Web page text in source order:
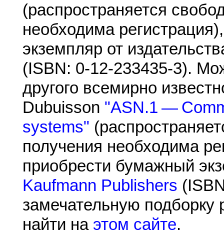
(распространяется
необходима
экземпляр от
(ISBN: 0-12-233435-3).
другого всемирно
Dubuisson "ASN.1 —
systems"
получения необходима
приобрести бумажный
Kaufmann Publishers
замечательную
найти на этом сайте.